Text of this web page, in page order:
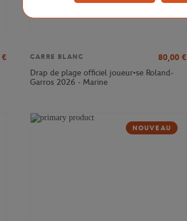
€
CARRE BLANC 80,00 €
Drap de plage officiel joueur•se Roland-
Garros 2026 - Marine
NOUVEAU